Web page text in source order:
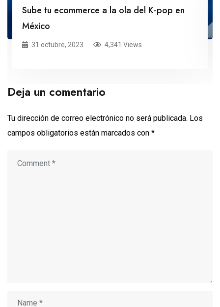
Sube tu ecommerce a la ola del K-pop en
México
31 octubre, 2023 4,341 Views
Deja un comentario
Tu dirección de correo electrónico no será publicada. Los
campos obligatorios están marcados con *